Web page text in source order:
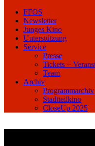
FFOS
Newsletter
Junges Kino
Unterstützung
Service
Presse
Tickets +
Team
Archiv
Programmarchiv
Stadtteilkino
CloseUp 2025